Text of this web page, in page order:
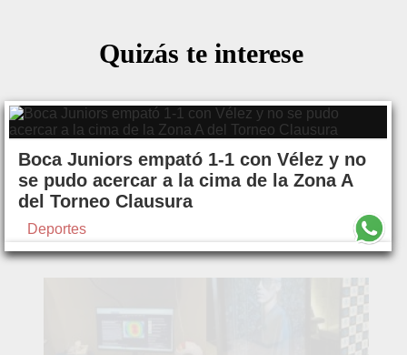
Quizás te interese
Boca Juniors empató 1-1 con Vélez y no
se pudo acercar a la cima de la Zona A
del Torneo Clausura
Deportes